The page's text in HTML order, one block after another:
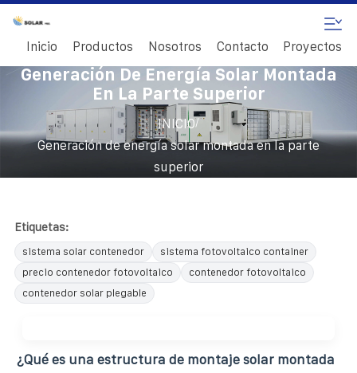
Inicio Productos Nosotros Contacto Proyectos
Generación De Energía Solar Montada
En La Parte Superior
INICIO/
Generación de energía solar montada en la parte
superior
Etiquetas:
sistema solar contenedor
sistema fotovoltaico container
precio contenedor fotovoltaico
contenedor fotovoltaico
contenedor solar plegable
¿Qué es una estructura de montaje solar montada